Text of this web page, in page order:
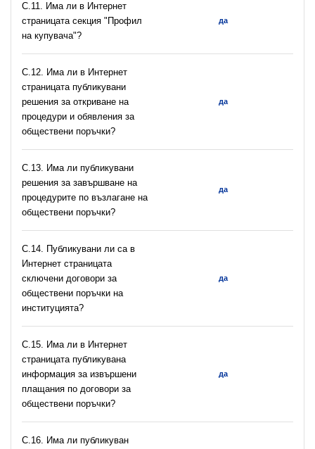
C.11. Има ли в Интернет
страницата секция "Профил
на купувача"?
да
С.12. Има ли в Интернет
страницата публикувани
решения за откриване на
процедури и обявления за
обществени поръчки?
да
С.13. Има ли публикувани
решения за завършване на
процедурите по възлагане на
обществени поръчки?
да
С.14. Публикувани ли са в
Интернет страницата
сключени договори за
обществени поръчки на
институцията?
да
С.15. Има ли в Интернет
страницата публикувана
информация за извършени
плащания по договори за
обществени поръчки?
да
С.16. Има ли публикуван